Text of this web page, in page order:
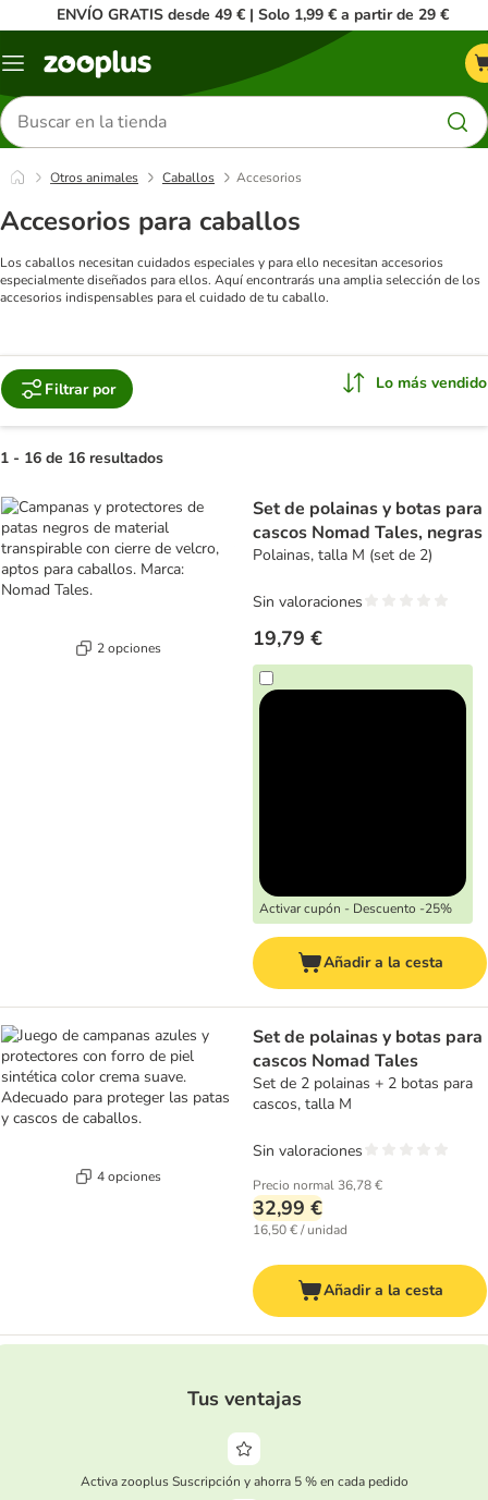
ENVÍO GRATIS desde 49 € | Solo 1,99 € a partir de 29 €
Menú
Buscar
productos
Otros animales Caballos Accesorios
Accesorios para caballos
Los caballos necesitan cuidados especiales y para ello necesitan accesorios
especialmente diseñados para ellos. Aquí encontrarás una amplia selección de los
accesorios indispensables para el cuidado de tu caballo.
Filtrar por Lo más vendido
1 - 16 de 16 resultados
2 opciones
Set de polainas y botas para
cascos Nomad Tales, negras
Polainas, talla M (set de 2)
19,79 €
Activar cupón - Descuento -25%
Sin valoraciones
Añadir a la cesta
4 opciones
Set de polainas y botas para
cascos Nomad Tales
Set de 2 polainas + 2 botas para
cascos, talla M
Precio normal 36,78 €
32,99 €
16,50 € / unidad
Sin valoraciones
Añadir a la cesta
Tus ventajas
Activa zooplus Suscripción y ahorra 5 % en cada pedido